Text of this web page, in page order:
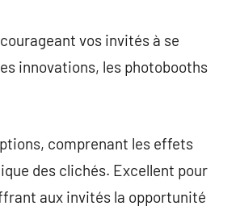
vos invités à se
innovations, les photobooths
comprenant les effets
des clichés. Excellent pour
aux invités la opportunité